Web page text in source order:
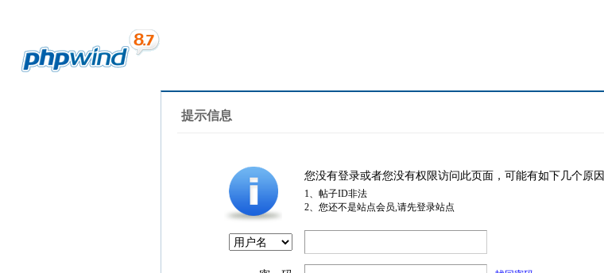
提示信息
您没有登录或者您没有权限访问此页面，可能有如下几个原因
1、帖子ID非法
2、您还不是站点会员,请先登录站点